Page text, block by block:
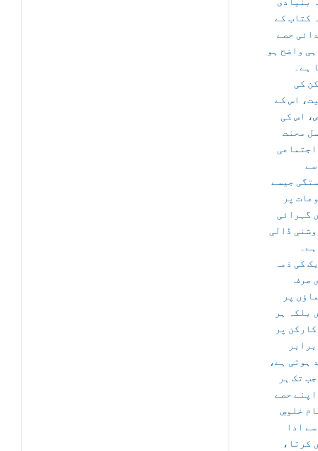
کتاب کے
حصے
واضح ہو
ہے۔
کی
اس کے
اس کی
محنت
جیسے
پر
گہرائی
ڈالی
کی ذمہ
صرف
پر
بلکہ ہر
پر
ہوتی ہے،
تک ہر
حصے
خلوصِ
ادا
کرتا،